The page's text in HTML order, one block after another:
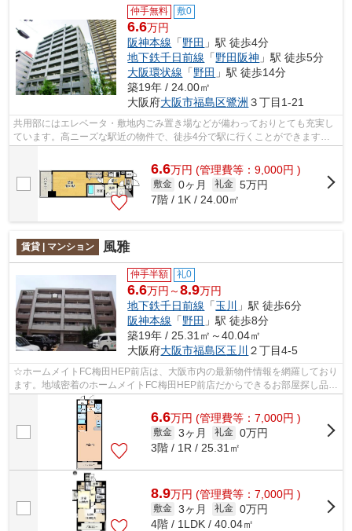
仲手無料 敷0
6.6万円
阪神本線 「野田 」駅 徒歩4分
地下鉄千日前線 「野田阪神 」駅 徒歩5分
大阪環状線 「野田 」駅 徒歩14分
築19年 / 24.00㎡
大阪府大阪市福島区鷺洲 ３丁目1-21
共用部にはエレベータ・敷地内ごみ置き場などが備わっておりとても充実し
ています。高ニーズな駅近の物件で、徒歩4分で駅に行くことができます。
6.6万円 (管理費等：9,000円 )
敷金 0ヶ月 礼金 5万円
7階 / 1K / 24.00㎡
賃貸 | マンション 風雅
仲手半額 礼0
6.6万円～8.9万円
地下鉄千日前線 「玉川
」駅 徒歩6分
阪神本線 「野田 」駅 徒歩8分
築19年 / 25.31㎡～40.04㎡
大阪府大阪市福島区玉川 ２丁目4-5
☆ホームメイトFC梅田HEP前店は、大阪市内の最新物件情報を網羅しており
ます。地域密着のホームメイトFC梅田HEP前店だからできるお部屋探し品質
であなたの理想のお部屋一緒に探しましょ...
6.6万円 (管理費等：7,000円 )
敷金 3ヶ月 礼金 0万円
3階 / 1R / 25.31㎡
8.9万円 (管理費等：7,000円 )
敷金 3ヶ月 礼金 0万円
4階 / 1LDK / 40.04㎡